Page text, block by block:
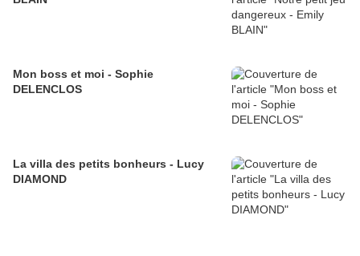
Mon boss et moi - Sophie
DELENCLOS
La villa des petits bonheurs - Lucy
DIAMOND